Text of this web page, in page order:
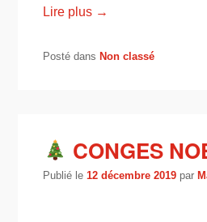
Lire plus →
Posté dans Non classé
CONGES
Publié le12 décembre 2019 par